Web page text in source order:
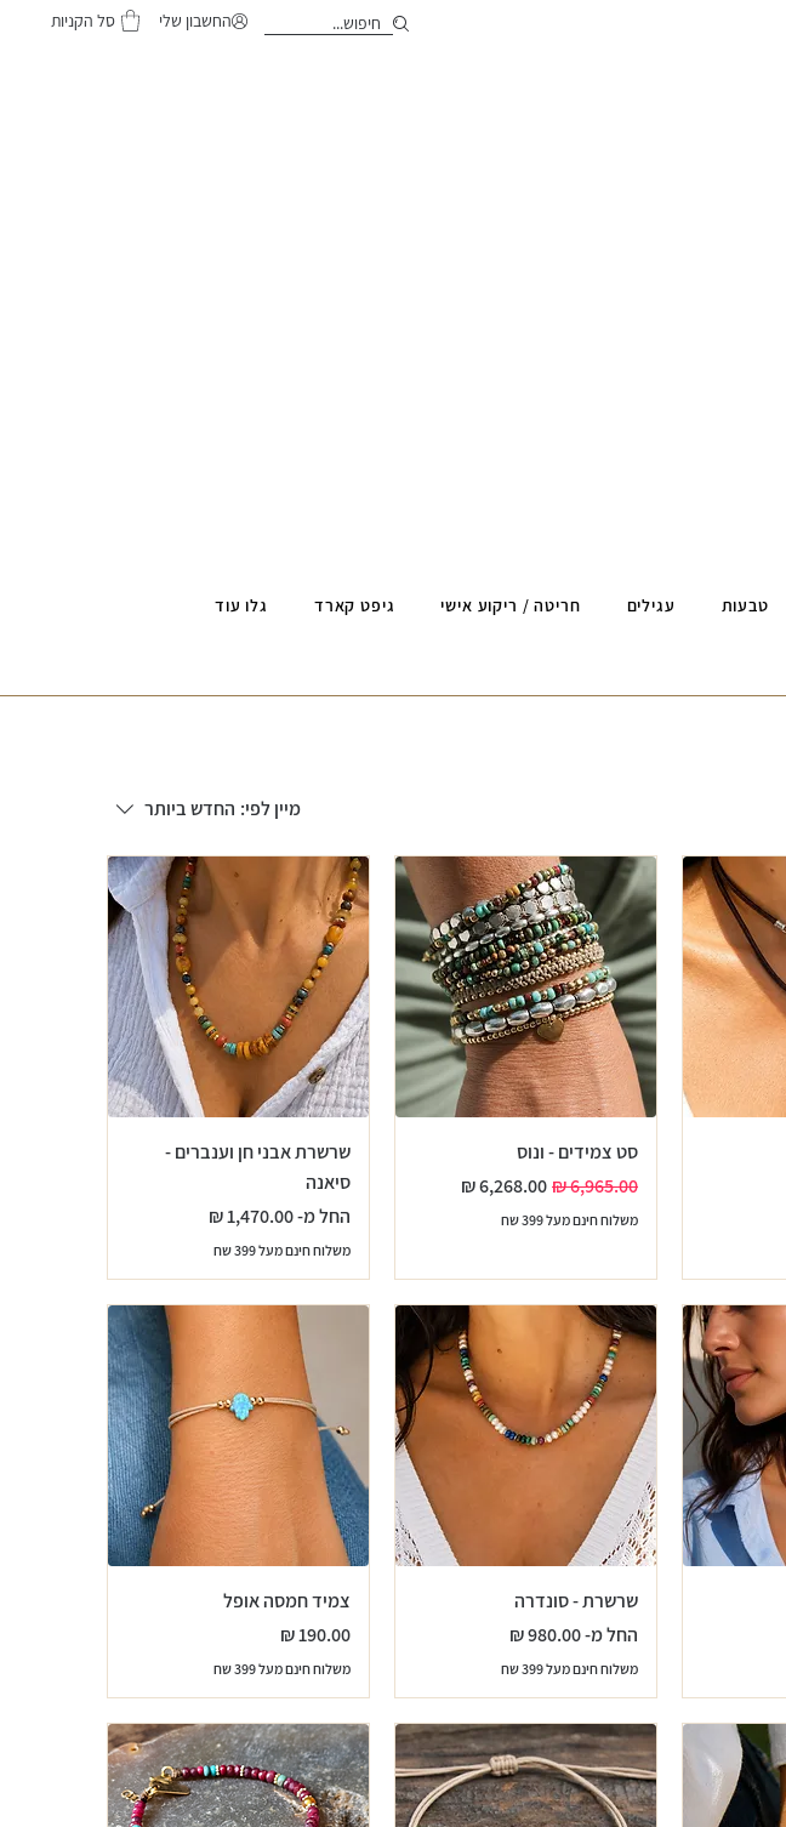
סל הקניות החשבון שלי
טבעות עגילים חריטה / ריקוע אישי גיפט קארד גלו עוד
מיין לפי: החדש ביותר
סט צמידים - ונוס
מחיר רגיל
מחיר מבצע
משלוח חינם מעל 399 שח
שרשרת אבני חן וענברים -
סיאנה
החל מ-
מחיר מבצע
משלוח חינם מעל 399 שח
שרשרת - סונדרה
החל מ-
מחיר מבצע
משלוח חינם מעל 399 שח
צמיד חמסה אופל
מחיר
משלוח חינם מעל 399 שח